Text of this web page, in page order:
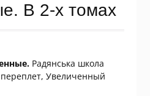
В 2-х томах
Радянська школа
Увеличенный